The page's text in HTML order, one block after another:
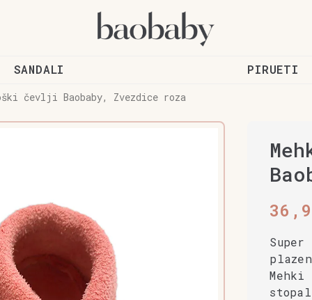
SANDALI PIRUETI
čevlji Baobaby, Zvezdice roza